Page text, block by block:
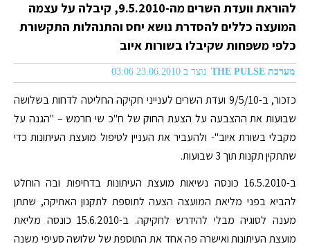
להוראת וועדת השרים מה-9.5.2010, קיבלה על עצמה
המועצה כללים להסדרת נושא יחס והתנהלות התקשורת
כלפי משפחות שקיבלו בשורות איוב
מערכת THE PULSE נוצר ב 23.06.2010 03:06
כזכור, ב-9/5/10 ועדת השרים לענייני חקיקה החליטה לדחות בשלושה
שבועות את ההצבעה על הצעת החוק של ח"כ שי חרמש – "הגנה על
מקבלי בשורת איוב"- ולהעביר את העניין לטיפול מועצת העיתונות כדי
שתתקין תקנות תוך 3 שבועות.
ב-16.5.2010 כונסה נשיאות מועצת העיתונות בדחיפות ובה הוחלט
להביא בפני מליאת המועצה הצעה לתוספת לתקנון האתיקה, שתתן
מענה לסוגיה מבלי להידרש לחקיקה. ב-15.6.2010 כונסה מליאת
מועצת העיתונות ואישרה פה אחד את התוספת של שלושה סעיפי משנה